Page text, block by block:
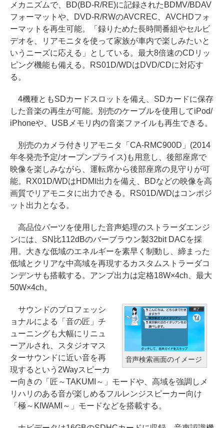
メカニズムで、BD(BD-R/RE)に記録されたBDMV/BDAV
フォーマットや、DVD-R/RWのAVCREC、AVCHDフォ
ーマットを再生可能。「録りためた長時間番組やセルビ
デオを、リアモニタを使って家族が車内で楽しみたいと
いうニーズに応える」としている。最大8倍速のCDリッ
ピング機能も備える。RS01D/WDはDVD/CDに対応す
る。
4機種ともSDカードスロットを備え、SDカードに保存
した音楽の再生が可能。別売のケーブルを使用してiPod/
iPhoneや、USBメモリ内の音楽ファイルも再生できる。
別売のカメラ付きリアモニタ「CA-RMC900D」(2014
年冬発売予定/オープンプライス)も用意し、後部座席で
映像を楽しみながら、運転席から後部座席の見守りが可
能。RX01D/WDはHDMI出力を備え、BDなどの映像を高
画質でリアモニタに出力できる。RS01D/WDはコンポジ
ット出力となる。
高品位パーツを使用した音声処理のストラーダエンジ
ンには、SN比112dBのバーブラウン製32bit DACを採
用。大きな低域のエネルギーを素早く制動し、締まった
低域とクリアな中高域を再現するカスタムストラーダコ
ンデンサも搭載する。アンプ出力は定格18W×4ch、最大
50W×4ch。
音声検索画面のイメージ
サウンドのプロフェッシ
ョナルによる「音の匠」チ
ューニングも大幅にリニュ
ーアルされ、スタジオマス
ターサウンドに近い音を再
現するという2Wayスピーカ
ー向きの「匠～TAKUMI～」モードや、高域を強調しメ
リハリのある音が楽しめるフルレンジスピーカー向け
「極～KIWAMI～」モードなどを搭載する。